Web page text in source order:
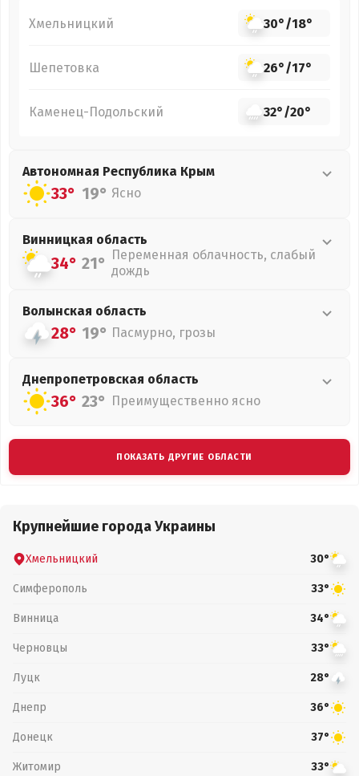
Хмельницкий 30°/18°
Шепетовка 26°/17°
Каменец-Подольский 32°/20°
Автономная Республика Крым
33° 19° Ясно
Винницкая область
34° 21° Переменная облачность, слабый
дождь
Волынская область
28° 19° Пасмурно, грозы
Днепропетровская область
36° 23° Преимущественно ясно
ПОКАЗАТЬ ДРУГИЕ ОБЛАСТИ
Крупнейшие города Украины
Хмельницкий 30°
Симферополь 33°
Винница 34°
Черновцы 33°
Луцк 28°
Днепр 36°
Донецк 37°
Житомир 33°